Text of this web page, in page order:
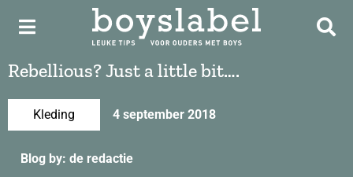
Rebellious? Just a little bit….
Kleding 4 september 2018
Blog by: de redactie